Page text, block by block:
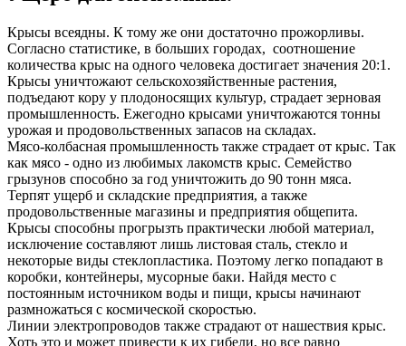
Крысы всеядны. К тому же они достаточно прожорливы.
Согласно статистике, в больших городах, соотношение
количества крыс на одного человека достигает значения 20:1.
Крысы уничтожают сельскохозяйственные растения,
подъедают кору у плодоносящих культур, страдает зерновая
промышленность. Ежегодно крысами уничтожаются тонны
урожая и продовольственных запасов на складах.
Мясо-колбасная промышленность также страдает от крыс. Так
как мясо - одно из любимых лакомств крыс. Семейство
грызунов способно за год уничтожить до 90 тонн мяса.
Терпят ущерб и складские предприятия, а также
продовольственные магазины и предприятия общепита.
Крысы способны прогрызть практически любой материал,
исключение составляют лишь листовая сталь, стекло и
некоторые виды стеклопластика. Поэтому легко попадают в
коробки, контейнеры, мусорные баки. Найдя место с
постоянным источником воды и пищи, крысы начинают
размножаться с космической скоростью.
Линии электропроводов также страдают от нашествия крыс.
Хоть это и может привести к их гибели, но все равно